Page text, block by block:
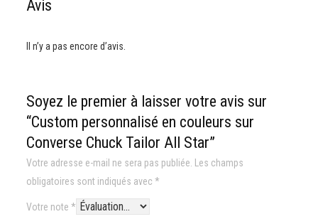
Avis
Il n’y a pas encore d’avis.
Soyez le premier à laisser votre avis sur
“Custom personnalisé en couleurs sur
Converse Chuck Tailor All Star”
Votre adresse e-mail ne sera pas publiée. Les champs
obligatoires sont indiqués avec*
Votre note*